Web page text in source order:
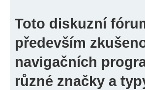
Toto diskuzní
především
navigačních
různé značky a